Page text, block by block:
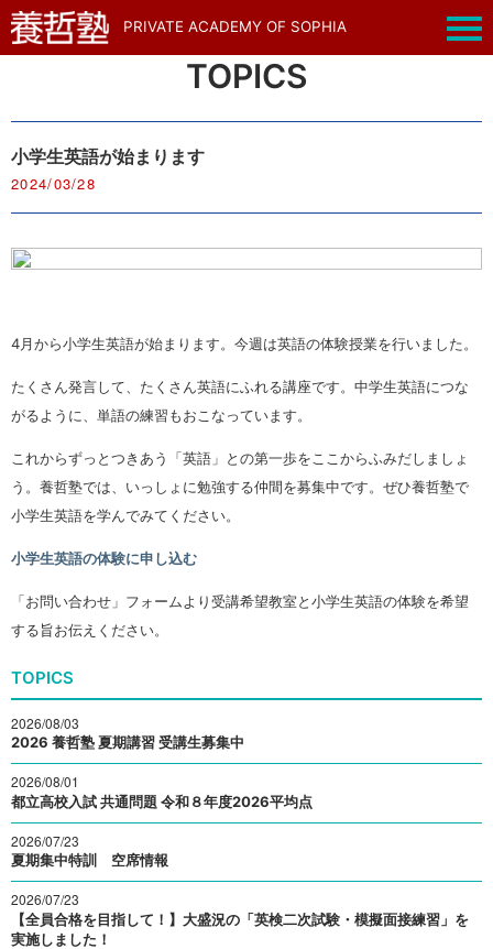
PRIVATE ACADEMY OF SOPHIA
TOPICS
小学生英語が始まります
2024/03/28
4月から小学生英語が始まります。今週は英語の体験授業を行いました。
たくさん発言して、たくさん英語にふれる講座です。中学生英語につな
がるように、単語の練習もおこなっています。
これからずっとつきあう「英語」との第一歩をここからふみだしましょ
う。養哲塾では、いっしょに勉強する仲間を募集中です。ぜひ養哲塾で
小学生英語を学んでみてください。
小学生英語の体験に申し込む
「お問い合わせ」フォームより受講希望教室と小学生英語の体験を希望
する旨お伝えください。
TOPICS
2026/08/03
2026 養哲塾 夏期講習 受講生募集中
2026/08/01
都立高校入試 共通問題 令和８年度2026平均点
2026/07/23
夏期集中特訓 空席情報
2026/07/23
【全員合格を目指して！】大盛況の「英検二次試験・模擬面接練習」を
実施しました！